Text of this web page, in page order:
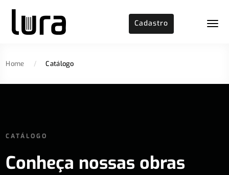
Cadastro
Home / Catálogo
CATÁLOGO
Conheça nossas obras